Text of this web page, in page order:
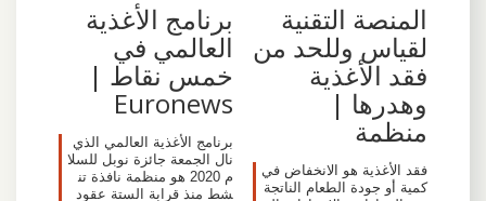
المنصة التقنية
لقياس وللحد من
فقد الأغذية
وهدرها |
منظمة
فقد الأغذية هو الانخفاض في
كمية أو جودة الطعام الناتجة
برنامج الأغذية
العالمي في
خمس نقاط |
Euronews
برنامج الأغذية العالمي الذي
نال الجمعة جائزة نوبل للسلا
م 2020 هو منظمة نافذة تن
شط منذ قرابة الستة عقود